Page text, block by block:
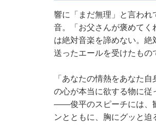
響に「まだ無理」と言われ
音。「お父さんが褒めてく
は絶対音楽を諦めない。
送ったエールを受けたもの
「あなたの情熱をあなた
の心が本当に欲する物に従
――俊平のスピーチには、
ンとともに、胸にグッと迫